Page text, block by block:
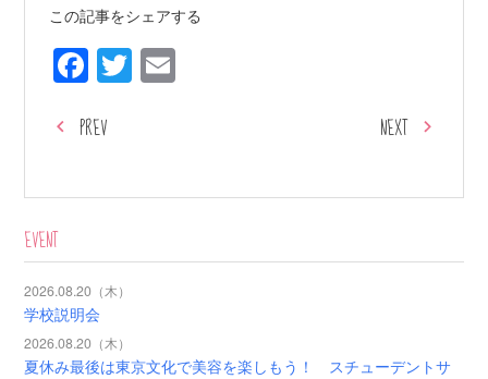
この記事をシェアする
Facebook
Twitter
Email
PREV NEXT
EVENT
2026.08.20（木）
学校説明会
2026.08.20（木）
夏休み最後は東京文化で美容を楽しもう！ スチューデントサ